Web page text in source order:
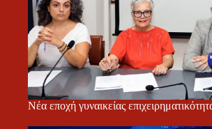
Νέα εποχή γυναικείας